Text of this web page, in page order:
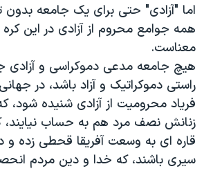
اما "آزادی" حتی برای يک جامعه بدون
همه جوامع محروم از آزادی در اين کره
معناست.
هيچ جامعه مدعی دموکراسی و آزادی
راستی دموکراتيک و آزاد باشد، در
فرياد محروميت از آزادی شنيده
زنانش نصف مرد هم به حساب نيايند،
قاره ای به وسعت آفريقا قحطی زده و
سيری باشند، که خدا و دين مردم